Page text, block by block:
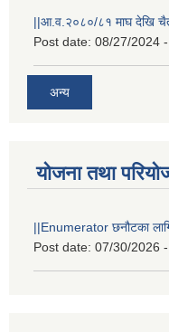
||आ.व.२०८०/८१ माघ देखि
Post date: 08/27/2024
अन्य
योजना तथा
||Enumerator छनौटका
Post date: 07/30/2026